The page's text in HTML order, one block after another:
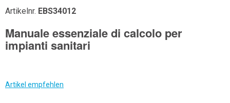
Artikelnr. EBS34012
Manuale essenziale di calcolo per
impianti sanitari
Artikel empfehlen